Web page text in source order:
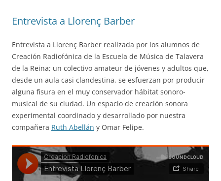
k
Entrevista a Llorenç Barber
Entrevista a Llorenç Barber realizada por los alumnos de
Creación Radiofónica de la Escuela de Música de Talavera
de la Reina; un colectivo amateur de jóvenes y adultos que,
desde un aula casi clandestina, se esfuerzan por producir
alguna fisura en el muy conservador hábitat sonoro-
musical de su ciudad. Un espacio de creación sonora
experimental coordinado y desarrollado por nuestra
compañera Ruth Abellán y Omar Felipe.